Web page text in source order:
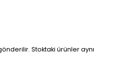
Stoktaki ürünler aynı